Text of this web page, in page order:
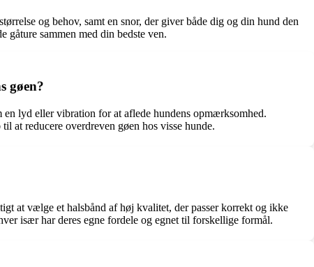
og behov, samt en snor, der giver både dig og din hund den
sammen med din bedste ven.
gøen?
en lyd eller vibration for at aflede hundens opmærksomhed.
at reducere overdreven gøen hos visse hunde.
at vælge et halsbånd af høj kvalitet, der passer korrekt og ikke
især har deres egne fordele og egnet til forskellige formål.